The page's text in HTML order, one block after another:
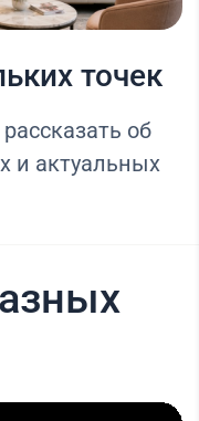
точек
об
и актуальных